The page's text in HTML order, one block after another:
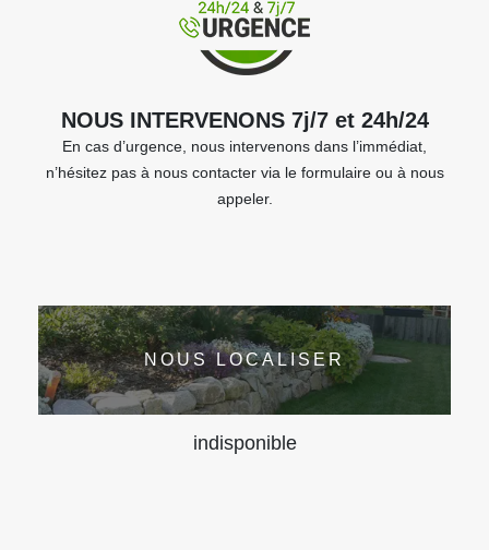
NOUS INTERVENONS 7j/7 et 24h/24
En cas d’urgence, nous intervenons dans l’immédiat,
n’hésitez pas à nous contacter via le formulaire ou à nous
appeler.
NOUS LOCALISER
indisponible